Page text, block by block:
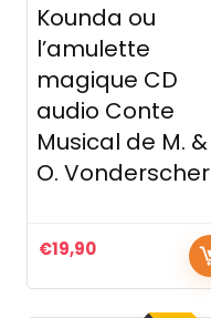
Kounda ou
l’amulette
magique CD
audio Conte
Musical de M. &
O. Vonderscher
€19,90